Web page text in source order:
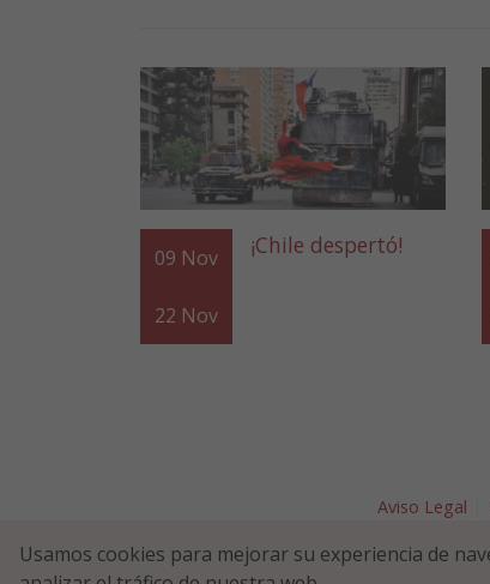
09 Nov
22 Nov
¡Chile despertó!
Aviso Legal
Usamos cookies para mejorar su experiencia de